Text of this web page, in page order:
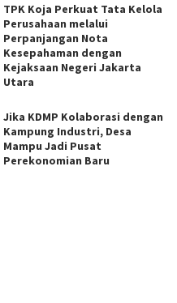
TPK Koja Perkuat Tata Kelola
Perusahaan melalui
Perpanjangan Nota
Kesepahaman dengan
Kejaksaan Negeri Jakarta
Utara ‎
Jika KDMP Kolaborasi dengan
Kampung Industri, Desa
Mampu Jadi Pusat
Perekonomian Baru